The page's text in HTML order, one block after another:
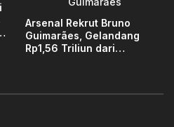
Arsenal Rekrut Bruno
Guimarães, Gelandang
Rp1,56 Triliun dari